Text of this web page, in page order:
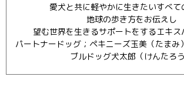
愛犬と共に軽やかに生きたいすべて
地球の歩き方をお伝えし
望む世界を生きるサポートをするエキス
パートナードッグ；ペキニーズ玉美（たまみ
ブルドッグ犬太郎（けんたろう